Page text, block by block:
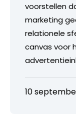
voorstellen
marketing
relationele
canvas voor
10